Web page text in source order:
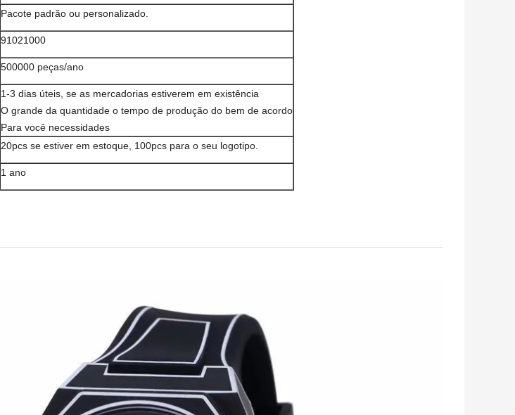
Pacote padrão ou personalizado.
91021000
500000 peças/ano
1-3 dias úteis, se as mercadorias estiverem em existência
O grande da quantidade o tempo de produção do bem de acordo
Para você necessidades
20pcs se estiver em estoque, 100pcs para o seu logotipo.
1 ano